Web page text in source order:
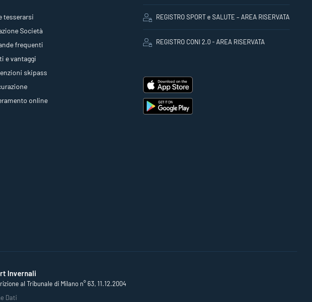
tesserarsi
Società
frequenti
e vantaggi
skipass
online
REGISTRO SPORT e SALUTE – AREA RISERVATA
REGISTRO CONI 2.0 - AREA RISERVATA
Invernali
al Tribunale di Milano n° 63, 11.12.2004
Dati